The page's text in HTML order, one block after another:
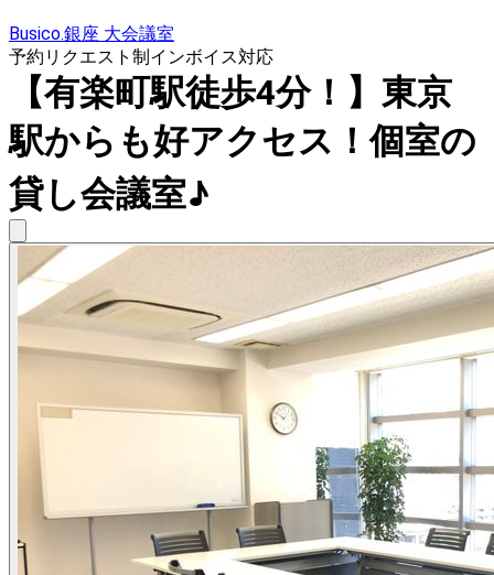
Busico.銀座 大会議室
予約リクエスト制インボイス対応
【有楽町駅徒歩4分！】東京
駅からも好アクセス！個室の
貸し会議室♪